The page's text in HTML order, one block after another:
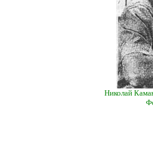
Николай